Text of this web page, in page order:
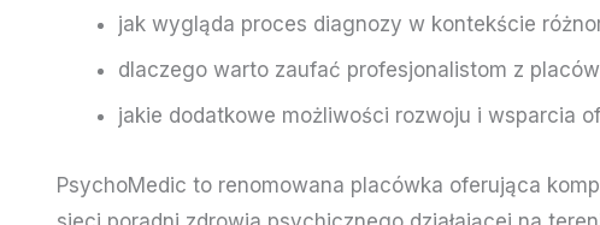
jak wygląda proces diagnozy w kontekście
dlaczego warto zaufać profesjonalistom z
jakie dodatkowe możliwości rozwoju i wsparcia
PsychoMedic to renomowana placówka oferująca